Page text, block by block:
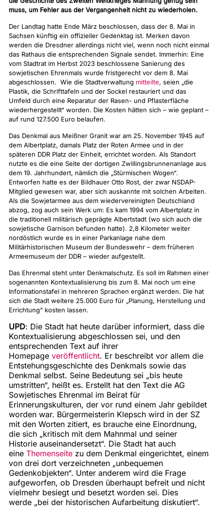
muss, um Fehler aus der Vergangenheit nicht zu wiederholen.
Der Landtag hatte Ende März beschlossen, dass der 8. Mai in
Sachsen künftig ein offizieller Gedenktag ist. Merken davon
werden die Dresdner allerdings nicht viel, wenn noch nicht einmal
das Rathaus die entsprechenden Signale sendet. Immerhin: Eine
vom Stadtrat im Herbst 2023 beschlossene Sanierung des
sowjetischen Ehrenmals wurde fristgerecht vor dem 8. Mai
abgeschlossen. Wie die Stadtverwaltung mitteilte, seien „die
Plastik, die Schrifttafeln und der Sockel restauriert und das
Umfeld durch eine Reparatur der Rasen- und Pflasterfläche
wiederhergestellt“ worden. Die Kosten hätten sich – wie geplant –
auf rund 127.500 Euro belaufen.
Das Denkmal aus Meißner Granit war am 25. November 1945 auf
dem Albertplatz, damals Platz der Roten Armee und in der
späteren DDR Platz der Einheit, errichtet worden. Als Standort
nutzte es die eine Seite der dortigen Zwillingsbrunnenanlage aus
dem 19. Jahrhundert, nämlich die „Stürmischen Wogen“.
Entworfen hatte es der Bildhauer Otto Rost, der zwar NSDAP-
Mitglied gewesen war, aber sich auskannte mit solchen Arbeiten.
Als die Sowjetarmee aus dem wiedervereinigten Deutschland
abzog, zog auch sein Werk um: Es kam 1994 vom Albertplatz in
die traditionell militärisch geprägte Albertstadt (wo sich auch die
sowjetische Garnison befunden hatte). 2,8 Kilometer weiter
nordöstlich wurde es in einer Parkanlage nahe dem
Militärhistorischen Museum der Bundeswehr – dem früheren
Armeemuseum der DDR – wieder aufgestellt.
Das Ehrenmal steht unter Denkmalschutz. Es soll im Rahmen einer
sogenannten Kontextualisierung bis zum 8. Mai noch um eine
Informationstafel in mehreren Sprachen ergänzt werden. Die hat
sich die Stadt weitere 25.000 Euro für „Planung, Herstellung und
Errichtung“ kosten lassen.
UPD: Die Stadt hat heute darüber informiert, dass die
Kontextualisierung abgeschlossen sei, und den
entsprechenden Text auf ihrer
Homepage veröffentlicht. Er beschreibt vor allem die
Entstehungsgeschichte des Denkmals sowie das
Denkmal selbst. Seine Bedeutung sei „bis heute
umstritten“, heißt es. Erstellt hat den Text die AG
Sowjetisches Ehrenmal im Beirat für
Erinnerungskulturen, der vor rund einem Jahr gebildet
worden war. Bürgermeisterin Klepsch wird in der SZ
mit den Worten zitiert, es brauche eine Einordnung,
die sich „kritisch mit dem Mahnmal und seiner
Historie auseinandersetzt“. Die Stadt hat auch
eine Themenseite zu dem Denkmal eingerichtet, einem
von drei dort verzeichneten „unbequemen
Gedenkobjekten“. Unter anderem wird die Frage
aufgeworfen, ob Dresden überhaupt befreit und nicht
vielmehr besiegt und besetzt worden sei. Dies
werde „bei der historischen Aufarbeitung diskutiert“.